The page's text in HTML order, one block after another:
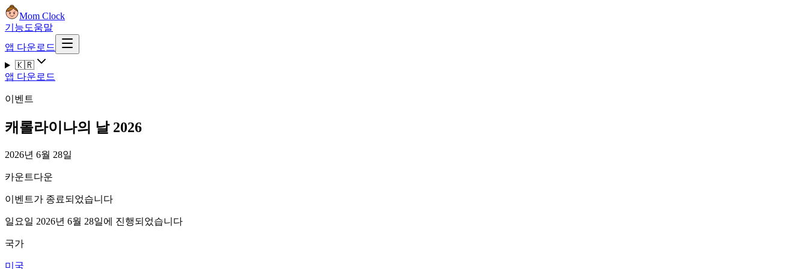
Mom Clock
기능도움말
앱 다운로드
🇰🇷
앱 다운로드
이벤트
캐롤라이나의 날 2026
2026년 6월 28일
카운트다운
이벤트가 종료되었습니다
일요일 2026년 6월 28일에 진행되었습니다
국가
미국